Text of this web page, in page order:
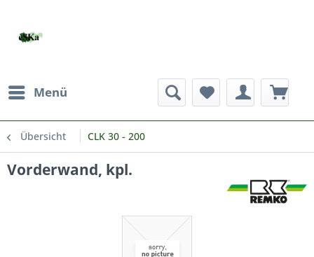
Menü
Übersicht CLK 30 - 200
Vorderwand, kpl.